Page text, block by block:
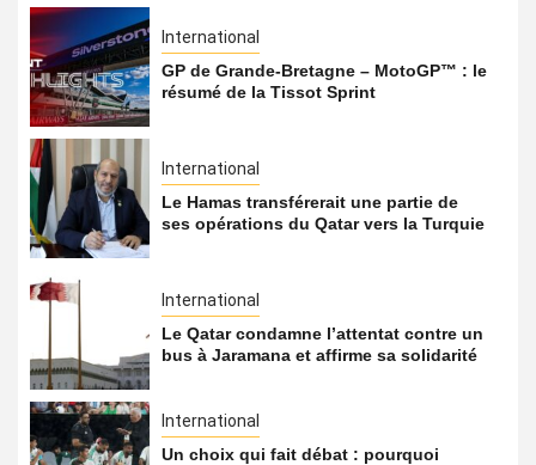
International
GP de Grande-Bretagne – MotoGP™ : le
résumé de la Tissot Sprint
International
Le Hamas transférerait une partie de
ses opérations du Qatar vers la Turquie
International
Le Qatar condamne l’attentat contre un
bus à Jaramana et affirme sa solidarité
International
Un choix qui fait débat : pourquoi